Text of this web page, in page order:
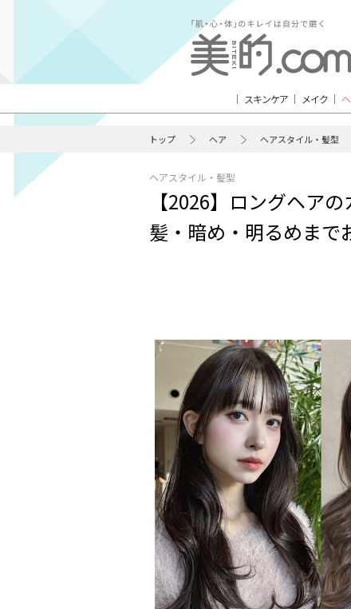
スキンケア メイク
トップ ヘア ヘアスタイル・髪型
ヘアスタイル・髪型
【2026】ロングヘア
髪・暗め・明るめまで